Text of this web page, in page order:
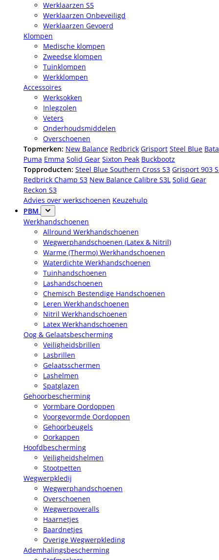
Werklaarzen S5
Werklaarzen Onbeveiligd
Werklaarzen Gevoerd
Klompen
Medische klompen
Zweedse klompen
Tuinklompen
Werkklompen
Accessoires
Werksokken
Inlegzolen
Veters
Onderhoudsmiddelen
Overschoenen
Topmerken: New Balance Redbrick Grisport Steel Blue Bata
Puma Emma Solid Gear Sixton Peak Buckbootz
Topproducten: Steel Blue Southern Cross S3 Grisport 903
Redbrick Champ S3 New Balance Calibre S3L Solid Gear
Reckon S3
Advies over werkschoenen Keuzehulp
PBM
Werkhandschoenen
Allround Werkhandschoenen
Wegwerphandschoenen (Latex & Nitril)
Warme (Thermo) Werkhandschoenen
Waterdichte Werkhandschoenen
Tuinhandschoenen
Lashandschoenen
Chemisch Bestendige Handschoenen
Leren Werkhandschoenen
Nitril Werkhandschoenen
Latex Werkhandschoenen
Oog & Gelaatsbescherming
Veiligheidsbrillen
Lasbrillen
Gelaatsschermen
Lashelmen
Spatglazen
Gehoorbescherming
Vormbare Oordoppen
Voorgevormde Oordoppen
Gehoorbeugels
Oorkappen
Hoofdbescherming
Veiligheidshelmen
Stootpetten
Wegwerpkledij
Wegwerphandschoenen
Overschoenen
Wegwerpoveralls
Haarnetjes
Baardnetjes
Overige Wegwerpkleding
Ademhalingsbescherming